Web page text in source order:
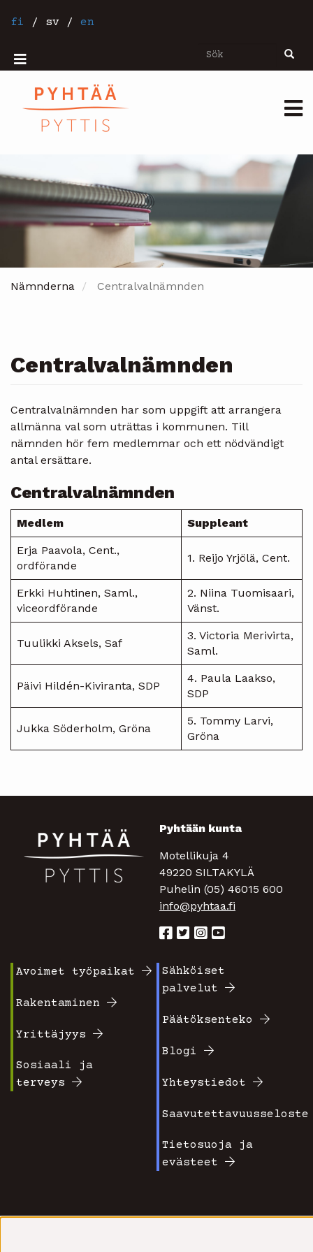
tillfi / sv / en
Sök Sök
Mobiilivalikko
Nämnderna Centralvalnämnden
Centralvalnämnden
Centralvalnämnden har som uppgift att arrangera
allmänna val som uträttas i kommunen. Till
nämnden hör fem medlemmar och ett nödvändigt
antal ersättare.
Centralvalnämnden
Medlem Suppleant
Erja Paavola, Cent.,
ordförande
1. Reijo Yrjölä, Cent.
Erkki Huhtinen, Saml.,
viceordförande
2. Niina Tuomisaari,
Vänst.
Tuulikki Aksels, Saf
3. Victoria Merivirta,
Saml.
Päivi Hildén-Kiviranta, SDP
4. Paula Laakso,
SDP
Jukka Söderholm, Gröna
5. Tommy Larvi,
Gröna
Pyhtään kunta
Motellikuja 4
49220 SILTAKYLÄ
Puhelin (05) 46015 600
info@pyhtaa.fi
valikko
1
Avoimet työpaikat
Rakentaminen
Yrittäjyys
Sosiaali ja
terveys
Footer
2
Sähköiset
palvelut
Päätöksenteko
Blogi
Yhteystiedot
Saavutettavuusseloste
Tietosuoja ja
evästeet